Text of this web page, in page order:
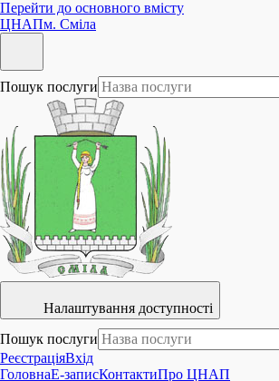
Перейти до основного вмісту
ЦНАПм. Сміла
Пошук послуги
Налаштування доступності
Пошук послуги
РеєстраціяВхід
ГоловнаE-записКонтактиПро ЦНАП